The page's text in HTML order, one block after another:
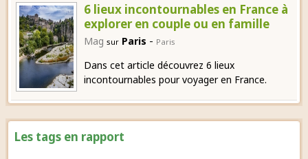
Les tags en rapport
6 lieux incontournables en France à
explorer en couple ou en famille
Mag sur Paris - Paris
Dans cet article découvrez 6 lieux
incontournables pour voyager en France.